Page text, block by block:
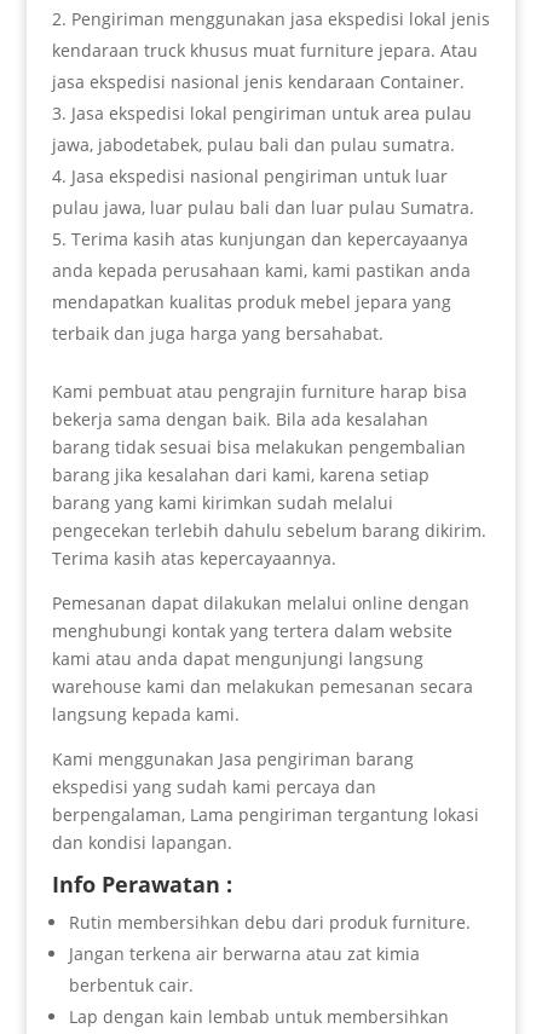
Pengiriman menggunakan jasa ekspedisi lokal jenis
kendaraan truck khusus muat furniture jepara. Atau
jasa ekspedisi nasional jenis kendaraan Container.
Jasa ekspedisi lokal pengiriman untuk area pulau
jawa, jabodetabek, pulau bali dan pulau sumatra.
Jasa ekspedisi nasional pengiriman untuk luar
pulau jawa, luar pulau bali dan luar pulau Sumatra.
Terima kasih atas kunjungan dan kepercayaanya
anda kepada perusahaan kami, kami pastikan anda
mendapatkan kualitas produk mebel jepara yang
terbaik dan juga harga yang bersahabat.
Kami pembuat atau pengrajin furniture harap bisa
bekerja sama dengan baik. Bila ada kesalahan
barang tidak sesuai bisa melakukan pengembalian
barang jika kesalahan dari kami, karena setiap
barang yang kami kirimkan sudah melalui
pengecekan terlebih dahulu sebelum barang dikirim.
Terima kasih atas kepercayaannya.
Pemesanan dapat dilakukan melalui online dengan
menghubungi kontak yang tertera dalam website
kami atau anda dapat mengunjungi langsung
warehouse kami dan melakukan pemesanan secara
langsung kepada kami.
Kami menggunakan Jasa pengiriman barang
ekspedisi yang sudah kami percaya dan
berpengalaman, Lama pengiriman tergantung lokasi
dan kondisi lapangan.
Info Perawatan :
Rutin membersihkan debu dari produk furniture.
Jangan terkena air berwarna atau zat kimia
berbentuk cair.
Lap dengan kain lembab untuk membersihkan